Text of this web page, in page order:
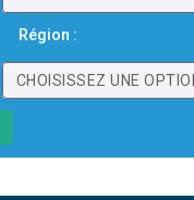
Région :
CHOISISSEZ UNE